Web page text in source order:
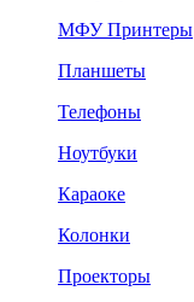
МФУ Принтеры
Планшеты
Телефоны
Ноутбуки
Караоке
Колонки
Проекторы